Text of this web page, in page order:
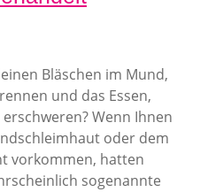
Bläschen im Mund,
und das Essen,
Wenn Ihnen
oder dem
vorkommen, hatten
sogenannte